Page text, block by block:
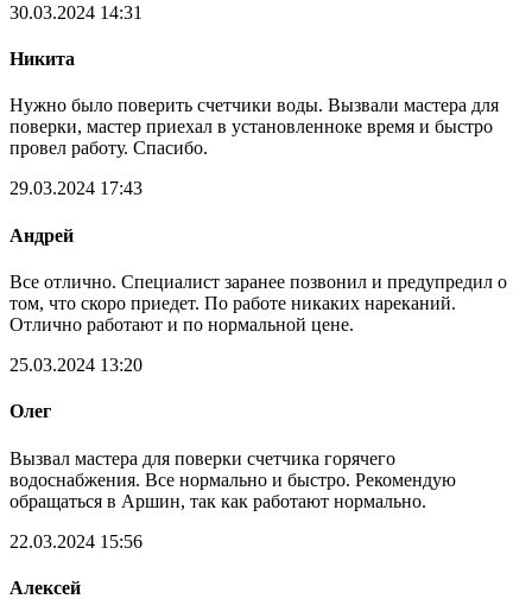
30.03.2024 14:31
Никита
Нужно было поверить счетчики воды. Вызвали мастера для
поверки, мастер приехал в установленноке время и быстро
провел работу. Спасибо.
29.03.2024 17:43
Андрей
Все отлично. Специалист заранее позвонил и предупредил о
том, что скоро приедет. По работе никаких нареканий.
Отлично работают и по нормальной цене.
25.03.2024 13:20
Олег
Вызвал мастера для поверки счетчика горячего
водоснабжения. Все нормально и быстро. Рекомендую
обращаться в Аршин, так как работают нормально.
22.03.2024 15:56
Алексей